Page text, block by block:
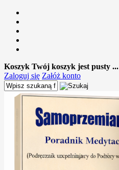
Koszyk Twój koszyk jest pusty ...
Zaloguj się Załóż konto